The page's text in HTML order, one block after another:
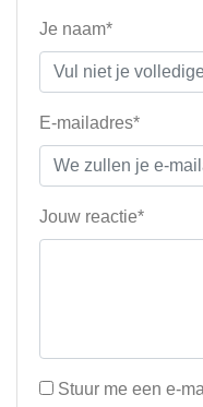
Je naam*
E-mailadres*
Jouw reactie*
Stuur me een e-